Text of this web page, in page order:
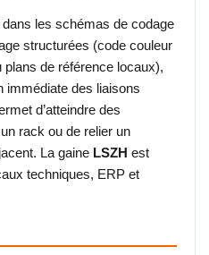
dans les schémas de codage
structurées (code couleur
de référence locaux),
immédiate des liaisons
d’atteindre des
rack ou de relier un
La gaine LSZH est
techniques, ERP et